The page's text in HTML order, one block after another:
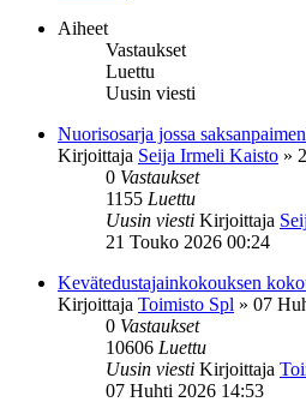
Aiheet
Vastaukset
Luettu
Uusin viesti
Nuorisosarja jossa
Kirjoittaja Seija Irmeli Kaisto »
0 Vastaukset
1155 Luettu
Uusin viesti Kirjoittaja
21 Touko 2026 00:24
Kevätedustajainkokouksen
Kirjoittaja Toimisto Spl » 07
0 Vastaukset
10606 Luettu
Uusin viesti Kirjoittaja
07 Huhti 2026 14:53